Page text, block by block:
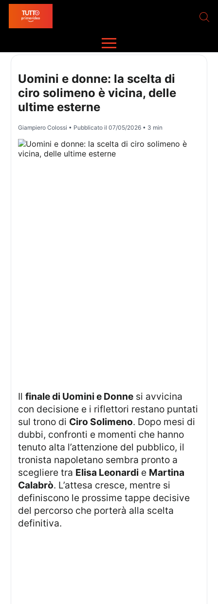
Uomini e donne: la scelta di
ciro solimeno è vicina, delle
ultime esterne
Giampiero Colossi • Pubblicato il07/05/2026 • 3 min
Ilfinale di Uomini e Donne si avvicina
con decisione e i riflettori restano puntati
sul trono di Ciro Solimeno. Dopo mesi di
dubbi, confronti e momenti che hanno
tenuto alta l’attenzione del pubblico, il
tronista napoletano sembra pronto a
scegliere tra Elisa Leonardi e Martina
Calabrò. L’attesa cresce, mentre si
definiscono le prossime tappe decisive
del percorso che porterà alla scelta
definitiva.